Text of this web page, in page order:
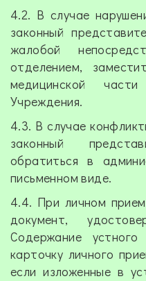
4.2. В случае
законный
жалобой
отделением,
медицинской
Учреждения.
4.3. В случае
законный
обратиться в
письменном виде.
4.4. При личном
документ,
Содержание
карточку личного
если изложенные в